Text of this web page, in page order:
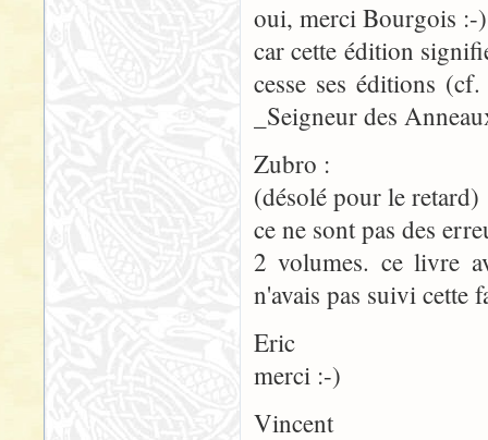
oui, merci Bourgois :-)
car cette édition
cesse ses éditions
_Seigneur des
Zubro :
(désolé pour le retard)
ce ne sont pas des
2 volumes. ce livre
n'avais pas suivi cette
Eric
merci :-)
Vincent